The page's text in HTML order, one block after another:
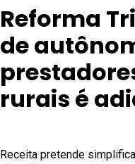
Reforma
de
rurais é
Receita pretende